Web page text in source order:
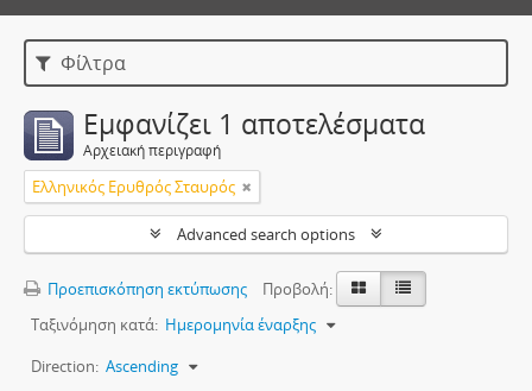
Φίλτρα
Εμφανίζει 1 αποτελέσματα
Αρχειακή περιγραφή
Ελληνικός Ερυθρός Σταυρός
Advanced search options
Προεπισκόπηση εκτύπωσης
Προβολή:
Ταξινόμηση κατά: Ημερομηνία έναρξης
Direction: Ascending